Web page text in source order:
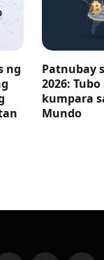
ng
Patnubay
2026:
kumpara
Mundo